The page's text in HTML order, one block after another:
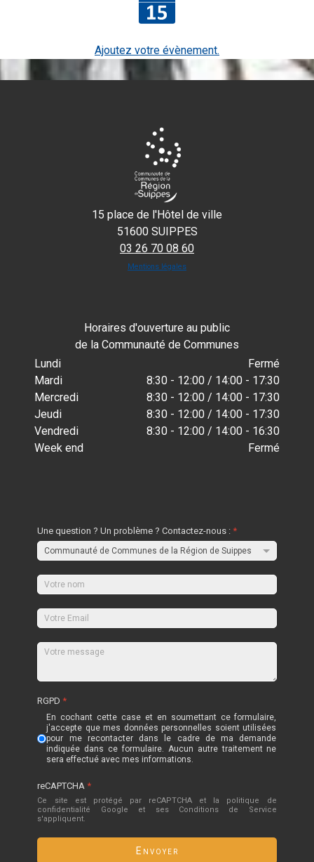
Ajoutez votre évènement.
15 place de l'Hôtel de ville
51600 SUIPPES
03 26 70 08 60
Mentions légales
Horaires d'ouverture au public
de la Communauté de Communes
Lundi
Fermé
Mardi
8:30 - 12:00 / 14:00 - 17:30
Mercredi
8:30 - 12:00 / 14:00 - 17:30
Jeudi
8:30 - 12:00 / 14:00 - 17:30
Vendredi
8:30 - 12:00 / 14:00 - 16:30
Week end
Fermé
Une question ? Un problème ? Contactez-nous :*
RGPD*
En cochant cette case et en soumettant ce formulaire,
j'accepte que mes données personnelles soient utilisées
pour me recontacter dans le cadre de ma demande
indiquée dans ce formulaire. Aucun autre traitement ne
sera effectué avec mes informations.
reCAPTCHA*
Ce site est protégé par reCAPTCHA et la politique de
confidentialité Google et
ses Conditions de Service
s'appliquent.
Envoyer